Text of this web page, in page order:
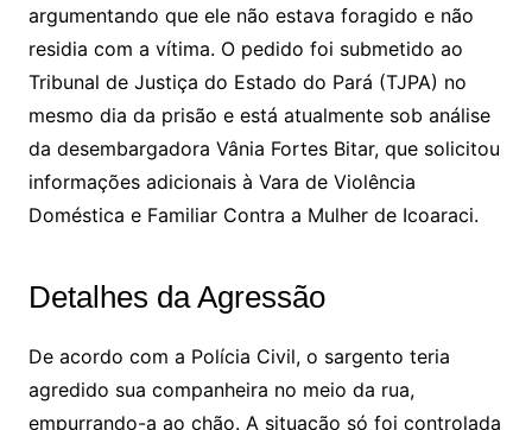
argumentando que ele não estava foragido e não
residia com a vítima. O pedido foi submetido ao
Tribunal de Justiça do Estado do Pará (TJPA) no
mesmo dia da prisão e está atualmente sob análise
da desembargadora Vânia Fortes Bitar, que solicitou
informações adicionais à Vara de Violência
Doméstica e Familiar Contra a Mulher de Icoaraci.
Detalhes da Agressão
De acordo com a Polícia Civil, o sargento teria
agredido sua companheira no meio da rua,
empurrando-a ao chão. A situação só foi controlada